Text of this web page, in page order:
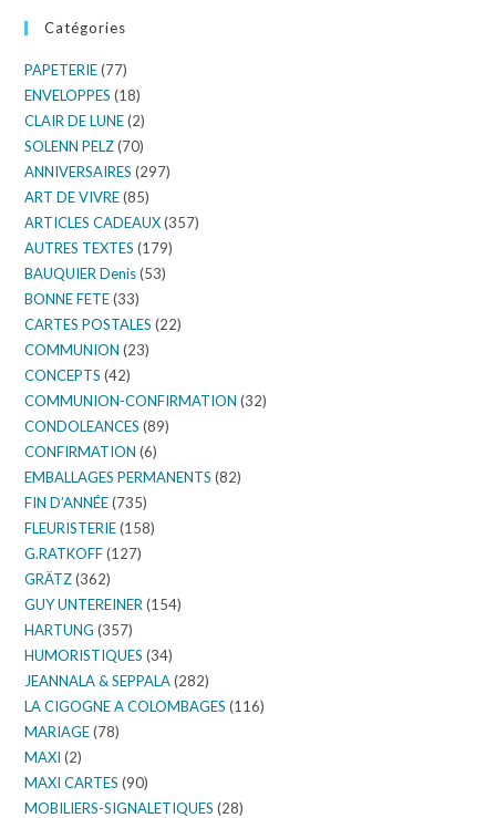
Catégories
PAPETERIE (77)
ENVELOPPES (18)
CLAIR DE LUNE (2)
SOLENN PELZ (70)
ANNIVERSAIRES (297)
ART DE VIVRE (85)
ARTICLES CADEAUX (357)
AUTRES TEXTES (179)
BAUQUIER Denis (53)
BONNE FETE (33)
CARTES POSTALES (22)
COMMUNION (23)
CONCEPTS (42)
COMMUNION-CONFIRMATION (32)
CONDOLEANCES (89)
CONFIRMATION (6)
EMBALLAGES PERMANENTS (82)
FIN D’ANNÉE (735)
FLEURISTERIE (158)
G.RATKOFF (127)
GRÄTZ (362)
GUY UNTEREINER (154)
HARTUNG (357)
HUMORISTIQUES (34)
JEANNALA & SEPPALA (282)
LA CIGOGNE A COLOMBAGES (116)
MARIAGE (78)
MAXI (2)
MAXI CARTES (90)
MOBILIERS-SIGNALETIQUES (28)